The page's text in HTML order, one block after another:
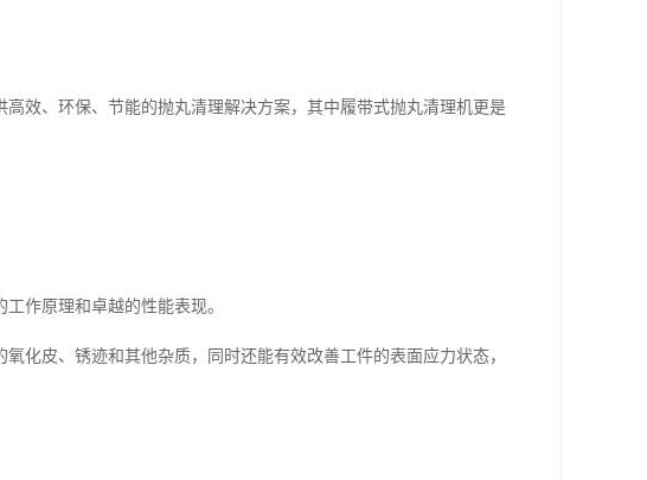
效、环保、节能的抛丸清理解决方案，其中履带式抛丸清理机更是
作原理和卓越的性能表现。
化皮、锈迹和其他杂质，同时还能有效改善工件的表面应力状态，